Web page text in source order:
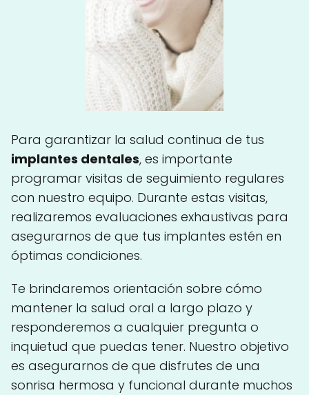
Para garantizar la salud continua de tus
implantes dentales, es importante
programar visitas de seguimiento regulares
con nuestro equipo. Durante estas visitas,
realizaremos evaluaciones exhaustivas para
asegurarnos de que tus implantes estén en
óptimas condiciones.
Te brindaremos orientación sobre cómo
mantener la salud oral a largo plazo y
responderemos a cualquier pregunta o
inquietud que puedas tener. Nuestro objetivo
es asegurarnos de que disfrutes de una
sonrisa hermosa y funcional durante muchos